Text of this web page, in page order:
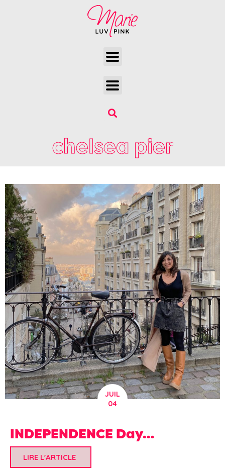
chelsea pier
JUIL
04
INDEPENDENCE Day…
LIRE L'ARTICLE